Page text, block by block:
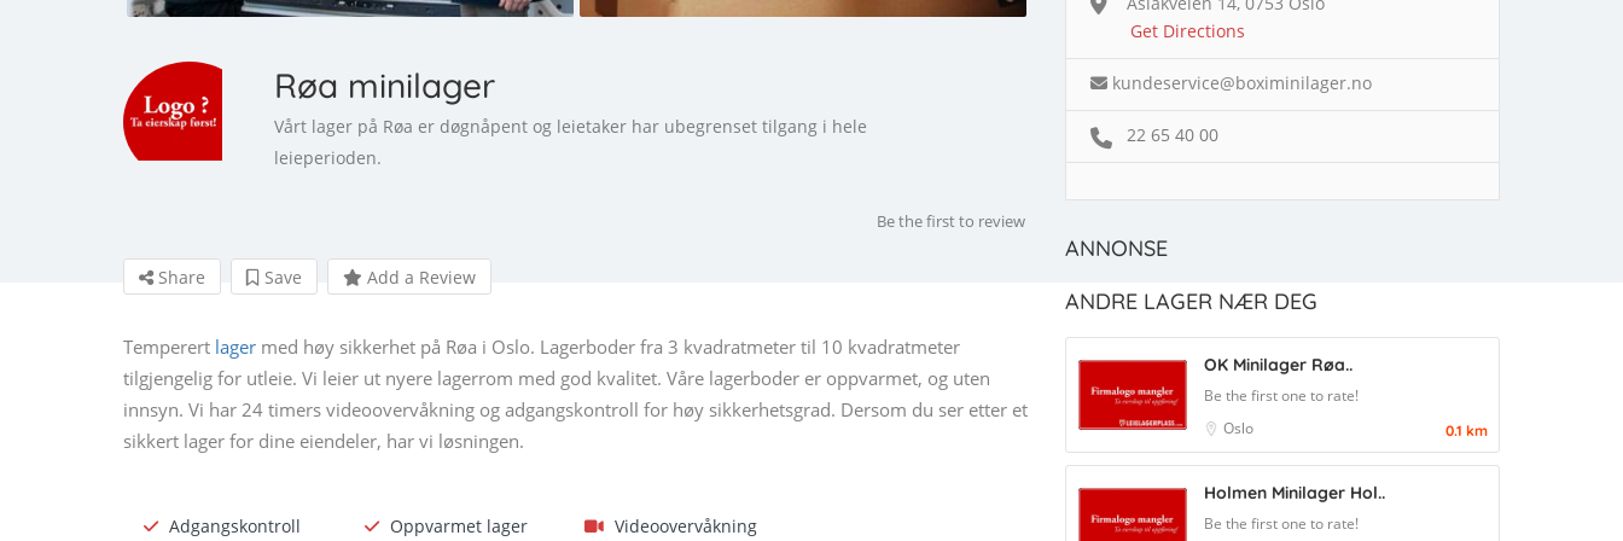
Røa minilager
Vårt lager på Røa er døgnåpent og leietaker har ubegrenset tilgang i hele
leieperioden.
Be the first to review
Share Save Add a Review
Temperert lager med høy sikkerhet på Røa i Oslo. Lagerboder fra 3 kvadratmeter til 10 kvadratmeter
tilgjengelig for utleie. Vi leier ut nyere lagerrom med god kvalitet. Våre lagerboder er oppvarmet, og uten
innsyn. Vi har 24 timers videoovervåkning og adgangskontroll for høy sikkerhetsgrad. Dersom du ser etter et
sikkert lager for dine eiendeler, har vi løsningen.
Adgangskontroll Oppvarmet lager Videoovervåkning
Get Directions
kundeservice@boximinilager.no
22 65 40 00
ANNONSE
ANDRE LAGER NÆR DEG
OK Minilager Røa..
Be the first one to rate!
Oslo
0.1 km
Holmen Minilager Hol..
Be the first one to rate!